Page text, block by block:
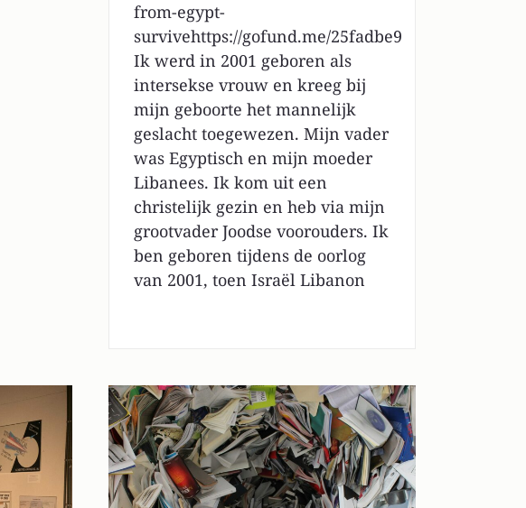
from-egypt-
survivehttps://gofund.me/25fadbe9
Ik werd in 2001 geboren als
intersekse vrouw en kreeg bij
mijn geboorte het mannelijk
geslacht toegewezen. Mijn vader
was Egyptisch en mijn moeder
Libanees. Ik kom uit een
christelijk gezin en heb via mijn
grootvader Joodse voorouders. Ik
ben geboren tijdens de oorlog
van 2001, toen Israël Libanon